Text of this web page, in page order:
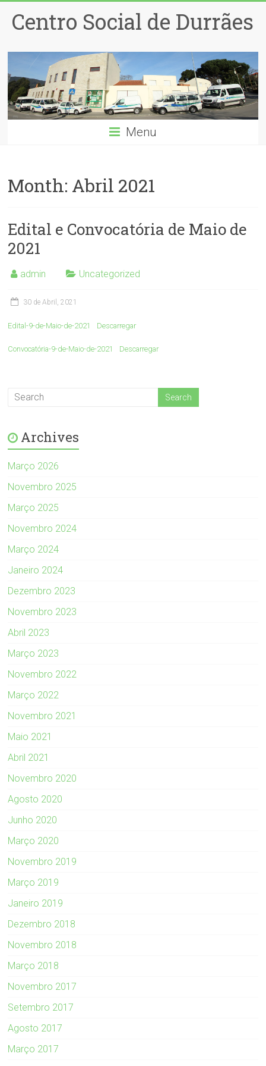
Centro Social de Durrães
Menu
Month: Abril 2021
Edital e Convocatória de Maio de
2021
admin Uncategorized
30 de Abril, 2021
Edital-9-de-Maio-de-2021 Descarregar
Convocatória-9-de-Maio-de-2021 Descarregar
Archives
Março 2026
Novembro 2025
Março 2025
Novembro 2024
Março 2024
Janeiro 2024
Dezembro 2023
Novembro 2023
Abril 2023
Março 2023
Novembro 2022
Março 2022
Novembro 2021
Maio 2021
Abril 2021
Novembro 2020
Agosto 2020
Junho 2020
Março 2020
Novembro 2019
Março 2019
Janeiro 2019
Dezembro 2018
Novembro 2018
Março 2018
Novembro 2017
Setembro 2017
Agosto 2017
Março 2017